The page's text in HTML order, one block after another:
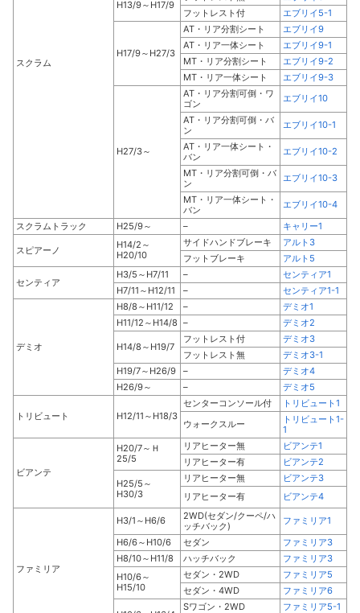
スクラム
H13/9～H17/9
フットレスト付
エブリイ5-1
H17/9～H27/3
AT・リア分割シート
エブリイ9
AT・リア一体シート
エブリイ9-1
MT・リア分割シート
エブリイ9-2
MT・リア一体シート
エブリイ9-3
H27/3～
AT・リア分割可倒・ワ
ゴン
エブリイ10
AT・リア分割可倒・バ
ン
エブリイ10-1
AT・リア一体シート・
バン
エブリイ10-2
MT・リア分割可倒・バ
ン
エブリイ10-3
MT・リア一体シート・
バン
エブリイ10-4
スクラムトラック
H25/9～ – キャリー1
スピアーノ
H14/2～
H20/10
サイドハンドブレーキ
アルト3
フットブレーキ
アルト5
センティア
H3/5～H7/11 –
センティア1
H7/11～H12/11
– センティア1-1
デミオ
H8/8～H11/12 –
デミオ1
H11/12～H14/8 – デミオ2
H14/8～H19/7
フットレスト付
デミオ3
フットレスト無
デミオ3-1
H19/7～H26/9
–
デミオ4
H26/9～
– デミオ5
トリビュート H12/11～H18/3
センターコンソール付
トリビュート1
ウォークスルー
トリビュート1-
1
ビアンテ
H20/7～Ｈ
25/5
リアヒーター無
ビアンテ1
リアヒーター有
ビアンテ2
H25/5～
H30/3
リアヒーター無
ビアンテ3
リアヒーター有
ビアンテ4
ファミリア
H3/1～H6/6
2WD(セダン/クーペ/ハ
ッチバック)
ファミリア1
H6/6～H10/6
セダン
ファミリア3
H8/10～H11/8
ハッチバック
ファミリア3
H10/6～
H15/10
セダン・2WD
ファミリア5
セダン・4WD
ファミリア6
Sワゴン・2WD
ファミリア5-1